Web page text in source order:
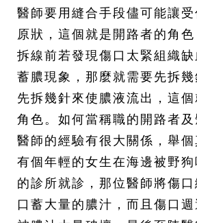
醫師要用縫合手段儘可能讓
原狀，這個就是開路者的角
拆線前若發現傷口太緊組織
蓄膿現象，那麼就需要先拆
先拆幾針來使膿液流出，這
角色。如何當稱職的開路者
醫師的經驗有很大關係，舉個
有個年輕的女生在海邊被野
的診所就診，那位醫師將傷
口蓄大量的膿汁，而且傷口